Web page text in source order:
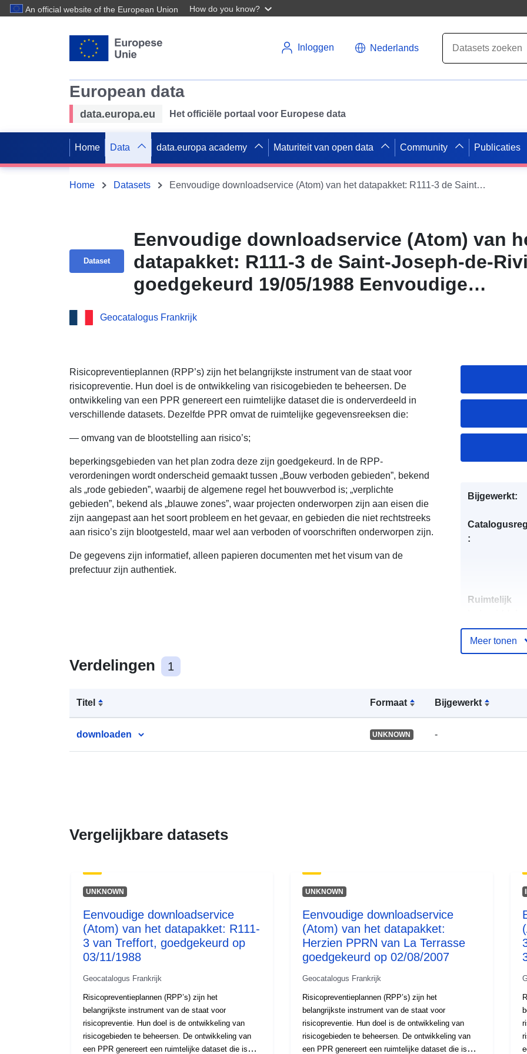
An official website of the European Union How do you know?
Inloggen Nederlands
European data
data.europa.eu Het officiële portaal voor Europese data
Home Data data.europa academy Maturiteit van open data Community Publicaties
Home Datasets Eenvoudige downloadservice (Atom) van het datapakket: R111-3 de Saint-Joseph-de-Rivière goedgekeurd 19/05/1988 Eenvoudige downloadservice (Atom) van het datapakket: R111-3 de Saint-Joseph-de-Rivière goedgekeurd 19/05/1988 Eenvoudige downloadservice (Atom) van het datapakket: R111-3 de Saint-Joseph-de-Rivière goedgekeurd 19/05/1988
Dataset
Eenvoudige downloadservice (Atom) van
datapakket: R111-3 de Saint-Joseph-de-
goedgekeurd 19/05/1988 Eenvoudige
de Saint-Joseph-de-Rivière goedgekeurd
datapakket: R111-3 de Saint-Joseph-de-
goedgekeurd 19/05/1988
Geocatalogus Frankrijk
Risicopreventieplannen (RPP’s) zijn het belangrijkste instrument van de staat voor
risicopreventie. Hun doel is de ontwikkeling van risicogebieden te beheersen. De
ontwikkeling van een PPR genereert een ruimtelijke dataset die is onderverdeeld in
verschillende datasets. Dezelfde PPR omvat de ruimtelijke gegevensreeksen die:
— omvang van de blootstelling aan risico’s;
beperkingsgebieden van het plan zodra deze zijn goedgekeurd. In de RPP-
verordeningen wordt onderscheid gemaakt tussen „Bouw verboden gebieden”, bekend
als „rode gebieden”, waarbij de algemene regel het bouwverbod is; „verplichte
gebieden”, bekend als „blauwe zones”, waar projecten onderworpen zijn aan eisen die
zijn aangepast aan het soort probleem en het gevaar, en gebieden die niet rechtstreeks
aan risico’s zijn blootgesteld, maar wel aan verboden of voorschriften onderworpen zijn.
De gegevens zijn informatief, alleen papieren documenten met het visum van de
prefectuur zijn authentiek.
Verdelingen 1
Titel Formaat Bijgewerkt
downloaden UNKNOWN -
Bijgewerkt:
:
Ruimtelijk
Meer tonen
Vergelijkbare datasets
UNKNOWN
Eenvoudige downloadservice
(Atom) van het datapakket: R111-
3 van Treffort, goedgekeurd op
03/11/1988
Geocatalogus Frankrijk
Risicopreventieplannen (RPP’s) zijn het
belangrijkste instrument van de staat voor
risicopreventie. Hun doel is de ontwikkeling van
risicogebieden te beheersen. De ontwikkeling van
een PPR genereert een ruimtelijke dataset die is
UNKNOWN
Eenvoudige downloadservice
(Atom) van het datapakket:
Herzien PPRN van La Terrasse
goedgekeurd op 02/08/2007
Geocatalogus Frankrijk
Risicopreventieplannen (RPP’s) zijn het
belangrijkste instrument van de staat voor
risicopreventie. Hun doel is de ontwikkeling van
risicogebieden te beheersen. De ontwikkeling van
een PPR genereert een ruimtelijke dataset die is